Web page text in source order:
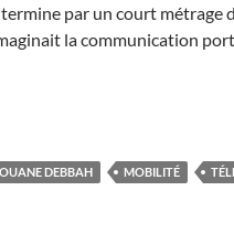
par un court métrage
la communication
DEBBAH MOBILITÉ